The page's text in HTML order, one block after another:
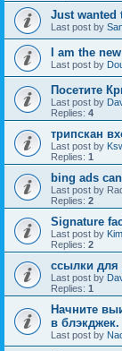
Just wanted
Last post by
I am the
Last post by
Посетите
Last post by
Replies: 4
трипскан
Last post by
Replies: 1
bing ads
Last post by
Replies: 2
Signature
Last post by
Replies: 2
ссылки для
Last post by
Replies: 1
Начните
в блэкджек.
Last post by